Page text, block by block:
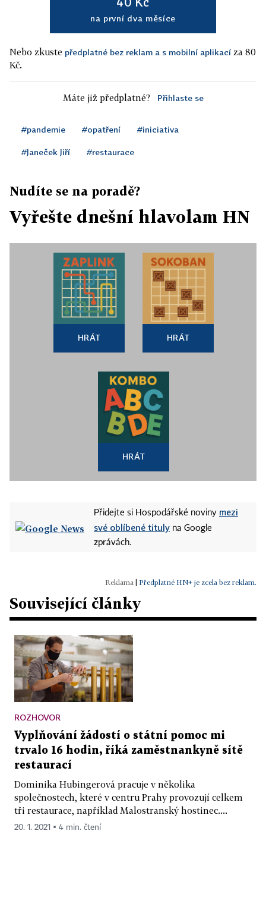
na první dva měsíce
Nebo zkuste předplatné bez reklam a s mobilní aplikací za 80
Kč.
Máte již předplatné? Přihlaste se
#pandemie #opatření #iniciativa
#Janeček Jiří #restaurace
Nudíte se na poradě?
Vyřešte dnešní hlavolam HN
HRÁT HRÁT
HRÁT
Přidejte si Hospodářské noviny mezi
své oblíbené tituly na Google
zprávách.
Předplatné HN+ je zcela bez reklam.
Související články
ROZHOVOR
Vyplňování žádostí o státní pomoc mi
trvalo 16 hodin, říká zaměstnankyně sítě
restaurací
Dominika Hubingerová pracuje v několika
společnostech, které v centru Prahy provozují celkem
tři restaurace, například Malostranský hostinec....
20. 1. 2021 ▪ 4 min. čtení